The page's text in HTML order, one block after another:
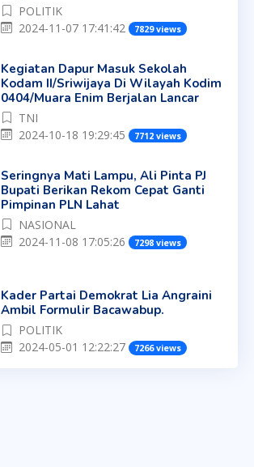
POLITIK
2024-11-07 17:41:42
7829 views
Kegiatan Dapur Masuk Sekolah
Kodam II/Sriwijaya Di Wilayah Kodim
0404/Muara Enim Berjalan Lancar
TNI
2024-10-18 19:29:45
7712 views
Seringnya Mati Lampu, Ali Pinta PJ
Bupati Berikan Rekom Cepat Ganti
Pimpinan PLN Lahat
NASIONAL
2024-11-08 17:05:26
7298 views
Kader Partai Demokrat Lia Angraini
Ambil Formulir Bacawabup.
POLITIK
2024-05-01 12:22:27
7266 views